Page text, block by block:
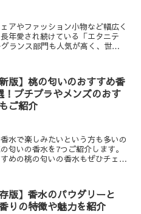
アやファッション小物など幅広く
年愛され続けている「エタニテ
ランス部門も人気が高く、世界
新版】桃の匂いのおすすめ香
！プチプラやメンズのおす
ご紹介
水で楽しみたいという方も多いの
匂いの香水を7つご紹介します。
めの桃の匂いの香水もぜひチェッ
存版】香水のパウダリーと
りの特徴や魅力を紹介